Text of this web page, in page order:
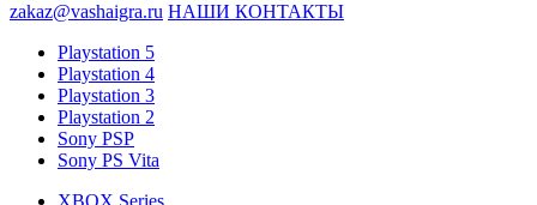
zakaz@vashaigra.ru НАШИ КОНТАКТЫ
Playstation 5
Playstation 4
Playstation 3
Playstation 2
Sony PSP
Sony PS Vita
XBOX Series